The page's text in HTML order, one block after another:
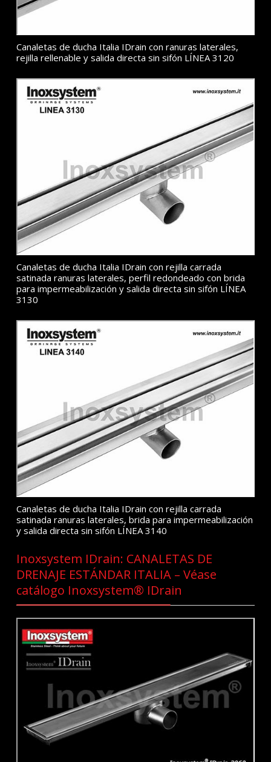
Canaletas de ducha Italia IDrain con ranuras laterales,
rejilla rellenable y salida directa sin sifón LÍNEA 3120
Canaletas de ducha Italia IDrain con rejilla carrada
satinada ranuras laterales, perfil redondeado con brida
para impermeabilización y salida directa sin sifón LÍNEA
3130
Canaletas de ducha Italia IDrain con rejilla carrada
satinada ranuras laterales, brida para impermeabilización
y salida directa sin sifón LÍNEA 3140
Inoxsystem IDrain: CANALETAS DE
DRENAJE ESTÁNDAR ITALIA – Véase
catálogo Inoxsystem® IDrain